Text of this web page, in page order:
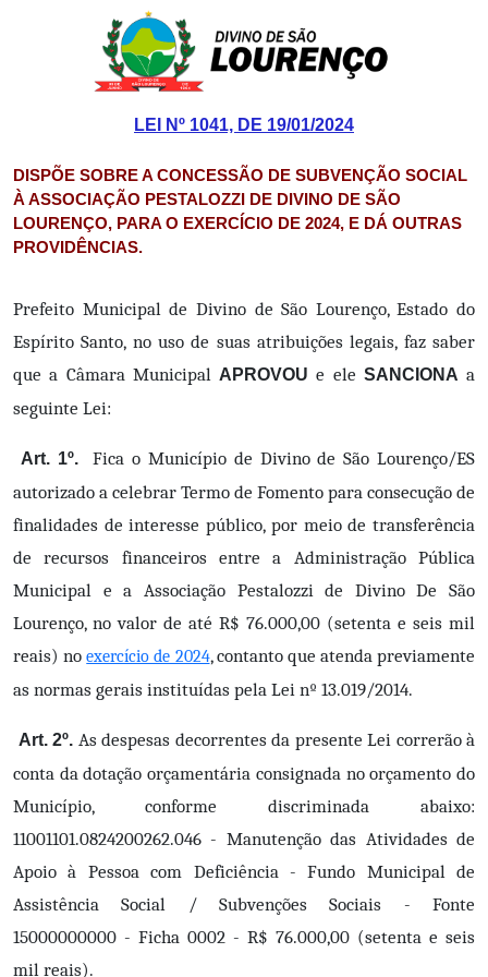
LEI Nº 1041, DE 19/01/2024
DISPÕE SOBRE A CONCESSÃO DE SUBVENÇÃO SOCIAL
À ASSOCIAÇÃO PESTALOZZI DE DIVINO DE SÃO
LOURENÇO, PARA O EXERCÍCIO DE 2024, E DÁ OUTRAS
PROVIDÊNCIAS.
Prefeito Municipal de Divino de São Lourenço, Estado do
Espírito Santo, no uso de suas atribuições legais, faz saber
que a Câmara Municipal APROVOU e ele SANCIONA a
seguinte Lei:
Art. 1º.Fica o Município de Divino de São Lourenço/ES
autorizado a celebrar Termo de Fomento para consecução de
finalidades de interesse público, por meio de transferência
de recursos financeiros entre a Administração Pública
Municipal e a Associação Pestalozzi de Divino De São
Lourenço, no valor de até R$ 76.000,00 (setenta e seis mil
reais) noexercício de 2024, contanto que atenda previamente
as normas gerais instituídas pela Lei nº 13.019/2014.
Art. 2º. As despesas decorrentes da presente Lei correrão à
conta da dotação orçamentária consignada no orçamento do
Município, conforme discriminada abaixo:
11001101.0824200262.046 - Manutenção das Atividades de
Apoio à Pessoa com Deficiência - Fundo Municipal de
Assistência Social / Subvenções Sociais - Fonte
15000000000 - Ficha 0002 - R$ 76.000,00 (setenta e seis
mil reais).